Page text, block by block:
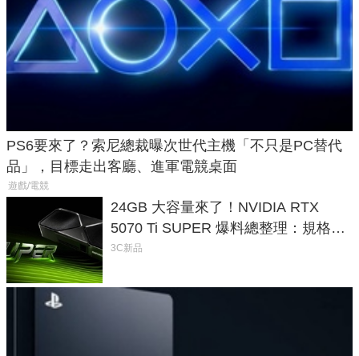
PS6要來了？索尼總裁曝次世代主機「不只是PC替代
品」，目標走出客廳、進軍電競桌面
遊戲/電競
24GB 大容量來了！NVIDIA RTX
5070 Ti SUPER 爆料總整理：規格、
功耗、上市時間
3C新品